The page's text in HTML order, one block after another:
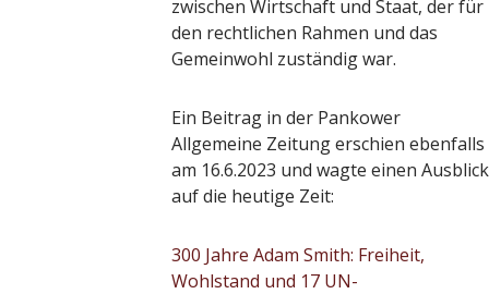
zwischen Wirtschaft und Staat, der für
den rechtlichen Rahmen und das
Gemeinwohl zuständig war.
Ein Beitrag in der Pankower
Allgemeine Zeitung erschien ebenfalls
am 16.6.2023 und wagte einen Ausblick
auf die heutige Zeit:
300 Jahre Adam Smith: Freiheit,
Wohlstand und 17 UN-